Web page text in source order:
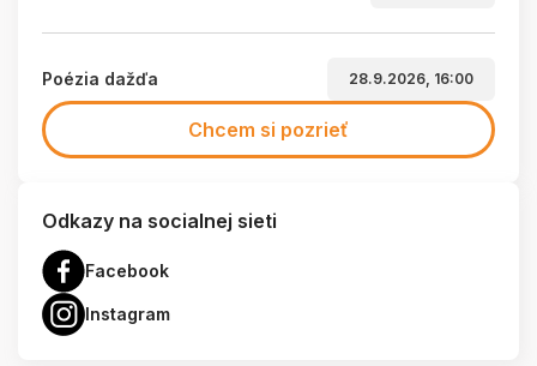
Poézia dažďa 28.9.2026, 16:00
Chcem si pozrieť
Odkazy na socialnej sieti
Facebook
Instagram